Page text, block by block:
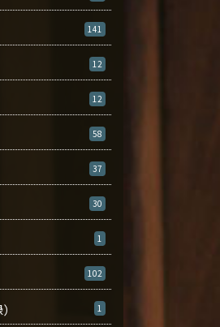
141
12
12
58
37
30
1
102
1